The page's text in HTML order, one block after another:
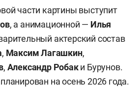
части картины выступит
, а анимационной — Илья
актерский состав
, Максим Лагашкин,
, Александр Робаки Бурунов.
на осень 2026 года.